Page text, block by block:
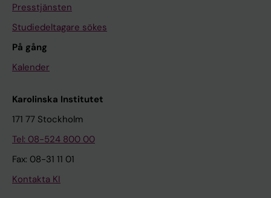
Presstjänsten
Studiedeltagare sökes
På gång
Kalender
Karolinska Institutet
171 77 Stockholm
Tel: 08-524 800 00
Fax: 08-31 11 01
Kontakta KI